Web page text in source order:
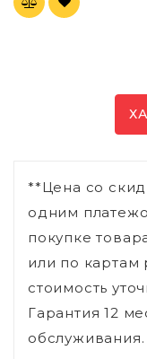
**Цена со
одним
покупке
или по картам
стоимость
Гарантия 12
обслуживания.